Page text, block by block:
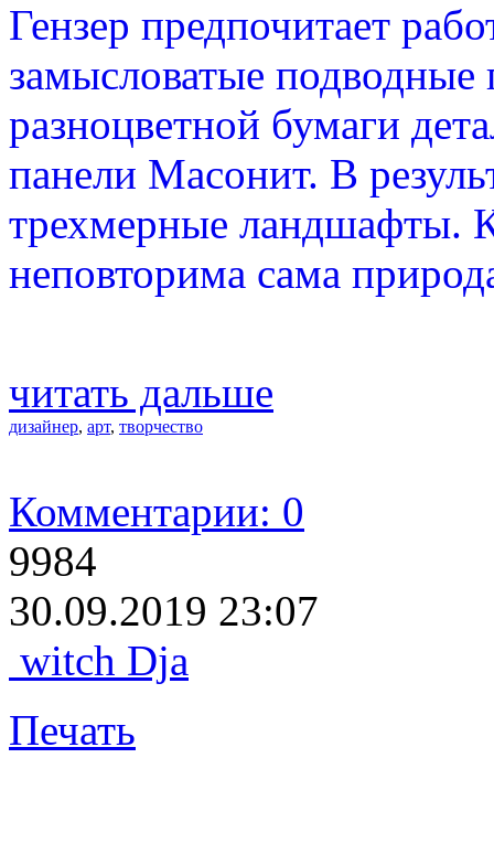
Гензер предпочитает
замысловатые подводные
разноцветной бумаги
панели Масонит. В
трехмерные ландшафты.
неповторима сама
читать дальше
дизайнер, арт, творчество
Комментарии: 0
9984
30.09.2019 23:07
witch Dja
Печать